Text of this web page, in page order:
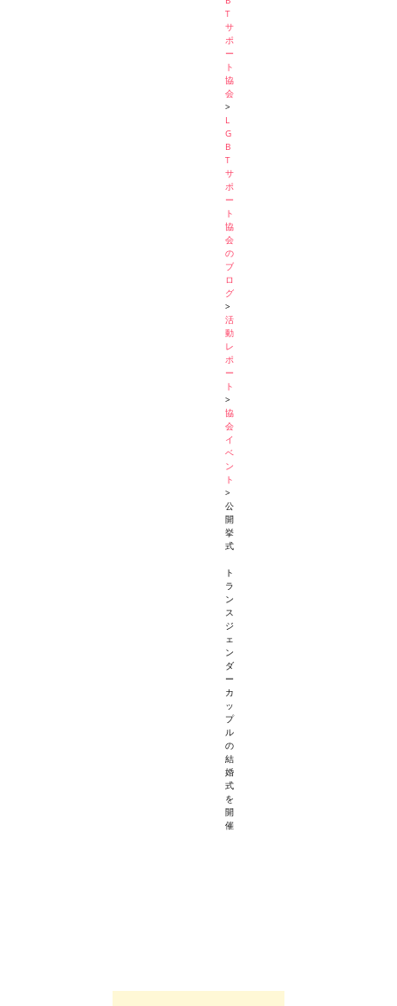
T
サ
ポ
ー
ト
協
会
>
L
G
B
T
サ
ポ
ー
ト
協
会
の
ブ
ロ
グ
>
活
動
レ
ポ
ー
ト
>
協
会
イ
ベ
ン
ト
>
公
開
挙
式
ト
ラ
ン
ス
ジ
ェ
ン
ダ
ー
カ
ッ
プ
ル
の
結
婚
式
を
開
催